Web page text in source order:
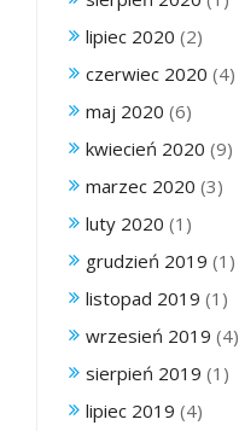
lipiec 2020 (2)
czerwiec 2020 (4)
maj 2020 (6)
kwiecień 2020 (9)
marzec 2020 (3)
luty 2020 (1)
grudzień 2019 (1)
listopad 2019 (1)
wrzesień 2019 (4)
sierpień 2019 (1)
lipiec 2019 (4)